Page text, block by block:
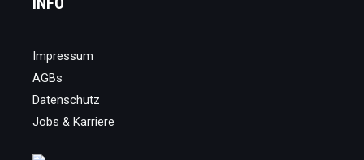
Impressum
AGBs
Datenschutz
Jobs & Karriere